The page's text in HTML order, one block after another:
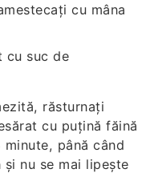
cu mâna
răsturnați
cu puțină făină
până când
nu se mai lipește